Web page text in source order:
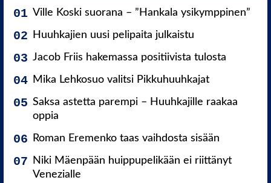
Ville Koski suorana – ”Hankala ysikymppinen”
Huuhkajien uusi pelipaita julkaistu
Jacob Friis hakemassa positiivista tulosta
Mika Lehkosuo valitsi Pikkuhuuhkajat
Saksa astetta parempi – Huuhkajille raakaa
oppia
Roman Eremenko taas vaihdosta sisään
Niki Mäenpään huippupelikään ei riittänyt
Venezialle